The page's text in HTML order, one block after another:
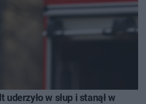
uderzyło w słup i stanął w